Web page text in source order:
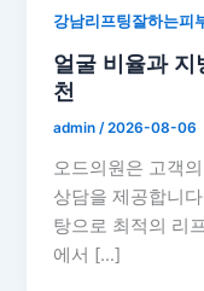
강남리프팅잘하는피
얼굴 비율과
천
admin /2026-08-06
오드의원은 고객
상담을 제공합니
탕으로 최적의 리
에서 […]